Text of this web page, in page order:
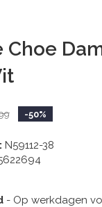
Choe
-50%
N59112-38
- Op werkdagen